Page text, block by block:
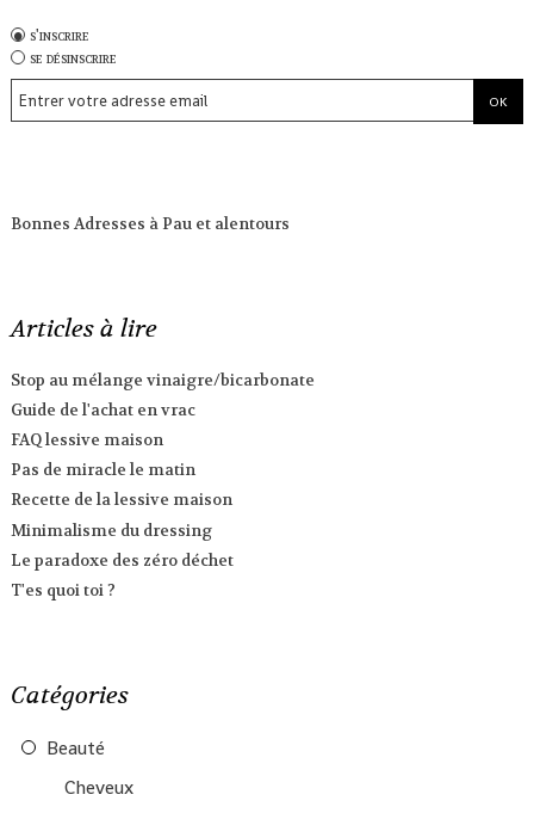
s'inscrire
se désinscrire
Bonnes Adresses à Pau et alentours
Articles à lire
Stop au mélange vinaigre/bicarbonate
Guide de l'achat en vrac
FAQ lessive maison
Pas de miracle le matin
Recette de la lessive maison
Minimalisme du dressing
Le paradoxe des zéro déchet
T'es quoi toi ?
Catégories
Beauté
Cheveux